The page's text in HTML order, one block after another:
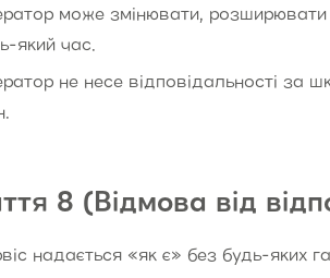
може змінювати,
який час.
не несе відповідальності за
8 (Відмова від
надається «як є» без будь-яких